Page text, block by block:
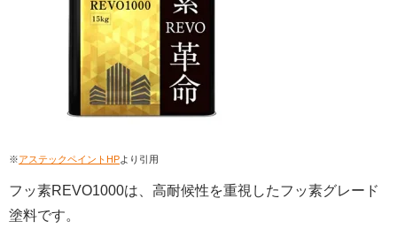
※アステックペイントHPより引用
フッ素REVO1000は、高耐候性を重視したフッ素グレード
塗料です。